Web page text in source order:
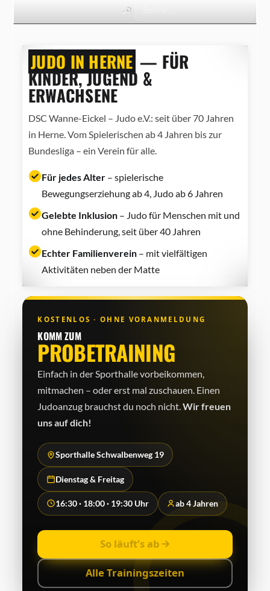
JUDO IN HERNE — FÜR
KINDER, JUGEND &
ERWACHSENE
DSC Wanne-Eickel – Judo e.V.: seit über 70 Jahren
in Herne. Vom Spielerischen ab 4 Jahren bis zur
Bundesliga – ein Verein für alle.
Für jedes Alter– spielerische
Bewegungserziehung ab 4, Judo ab 6 Jahren
Gelebte Inklusion– Judo für Menschen mit und
ohne Behinderung, seit über 40 Jahren
Echter Familienverein– mit vielfältigen
Aktivitäten neben der Matte
KOSTENLOS · OHNE VORANMELDUNG
KOMM ZUM
PROBETRAINING
Einfach in der Sporthalle vorbeikommen,
mitmachen – oder erst mal zuschauen. Einen
Judo­anzug brauchst du noch nicht.Wir freuen
uns auf dich!
Sporthalle Schwalbenweg 19
Dienstag & Freitag
16:30 · 18:00 · 19:30 Uhr ab 4 Jahren
So läuft’s ab
Alle Trainingszeiten